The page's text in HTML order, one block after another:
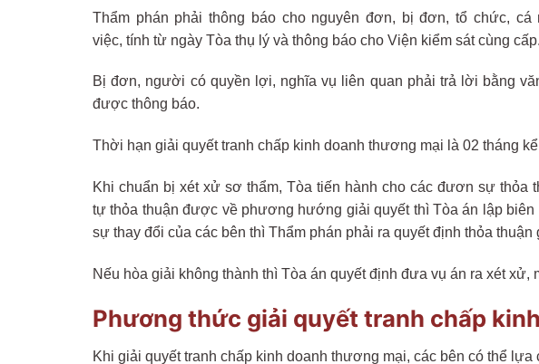
Thẩm phán phải thông báo cho nguyên đơn, bị đơn, tổ chức,
việc, tính từ ngày Tòa thụ lý và thông báo cho Viện kiểm sát cùng cấp.
Bị đơn, người có quyền lợi, nghĩa vụ liên quan phải trả lời bằng
được thông báo.
Thời hạn giải quyết tranh chấp kinh doanh thương mại là 02 tháng
Khi chuẩn bị xét xử sơ thẩm, Tòa tiến hành cho các đươn sự
tự thỏa thuận được về phương hướng giải quyết thì Tòa án lập
sự thay đổi của các bên thì Thẩm phán phải ra quyết định thỏa
Nếu hòa giải không thành thì Tòa án quyết định đưa vụ án ra xét
Phương thức giải quyết tranh chấp
Khi giải quyết tranh chấp kinh doanh thương mại, các bên có thể